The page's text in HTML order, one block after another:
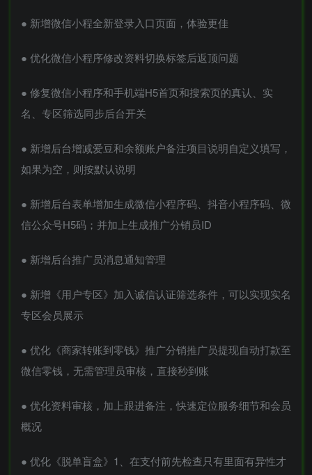
● 新增微信小程全新登录入口页面，体验更佳
● 优化微信小程序修改资料切换标签后返顶问题
● 修复微信小程序和手机端H5首页和搜索页的真认、实
名、专区筛选同步后台开关
● 新增后台增减爱豆和余额账户备注项目说明自定义填写，
如果为空，则按默认说明
● 新增后台表单增加生成微信小程序码、抖音小程序码、微
信公众号H5码；并加上生成推广分销员ID
● 新增后台推广员消息通知管理
● 新增《用户专区》加入诚信认证筛选条件，可以实现实名
专区会员展示
● 优化《商家转账到零钱》推广分销推广员提现自动打款至
微信零钱，无需管理员审核，直接秒到账
● 优化资料审核，加上跟进备注，快速定位服务细节和会员
概况
● 优化《脱单盲盒》1、在支付前先检查只有里面有异性才